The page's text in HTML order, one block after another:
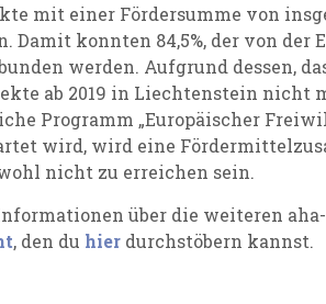
mit einer Fördersumme von
Damit konnten 84,5%, der von der
werden. Aufgrund dessen,
ab 2019 in Liechtenstein nicht
Programm „Europäischer
wird, wird eine
nicht zu erreichen sein.
über die weiteren
, den du hier durchstöbern kannst.